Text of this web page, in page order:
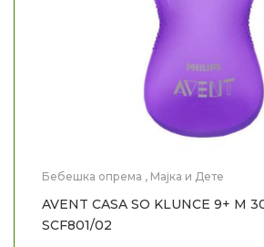
Бебешка опрема , Мајка и Дете
AVENT CASA SO KLUNCE 9+ M
SCF801/02